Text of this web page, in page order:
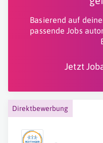
Basierend auf
passende Jobs
Jetzt
Direktbewerbung